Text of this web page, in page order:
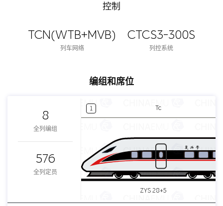
控制
TCN(WTB+MVB)
列车网络
CTCS3-300S
列控系统
编组和席位
8
全列编组
576
全列定员
1 Tc
ZYS 28+5